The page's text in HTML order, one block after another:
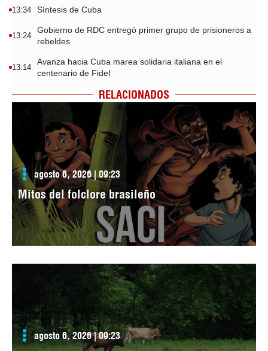
13:34 Síntesis de Cuba
13:24
Gobierno de RDC entregó primer grupo de prisioneros a
rebeldes
13:14
Avanza hacia Cuba marea solidaria italiana en el
centenario de Fidel
RELACIONADOS
agosto 6, 2026 | 09:23
Mitos del folclore brasileño
agosto 6, 2026 | 09:23